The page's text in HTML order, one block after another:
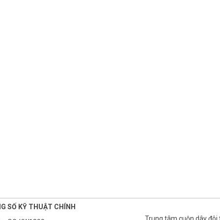
SỐ KỸ THUẬT CHÍNH